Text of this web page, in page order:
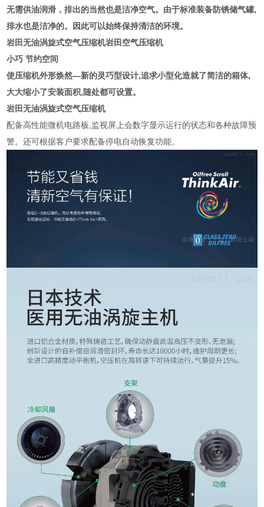
无需供油润滑，排出的当然也是洁净空气。由于标准装备防锈储气罐,
排水也是洁净的。因此可以始终保持清洁的环境。
岩田无油涡旋式空气压缩机岩田空气压缩机
小巧 节约空间
使压缩机外形焕然—新的灵巧型设计,追求小型化造就了简洁的箱体,
大大缩小了安装面积,随处都可设置。
岩田无油涡旋式空气压缩机
配备高性能微机电路板,监视屏上会数字显示运行的状态和各种故障预
警。还可根据客户要求配备停电自动恢复功能。